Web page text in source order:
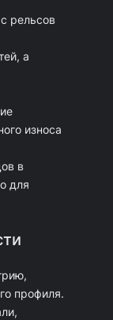
рельсов
а
износа
в
для
профиля.